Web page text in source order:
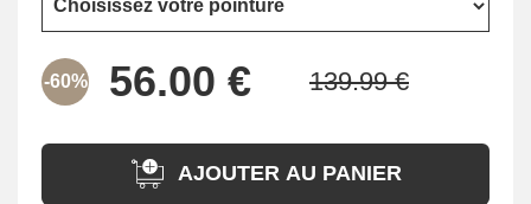
-60%
AJOUTER AU PANIER